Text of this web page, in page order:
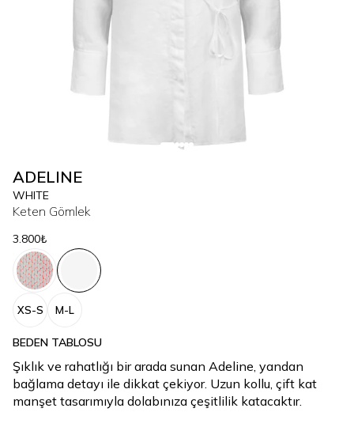
ADELINE
WHITE
Keten Gömlek
3.800₺
XS-S M-L
BEDEN TABLOSU
Şıklık ve rahatlığı bir arada sunan Adeline, yandan
bağlama detayı ile dikkat çekiyor. Uzun kollu, çift kat
manşet tasarımıyla dolabınıza çeşitlilik katacaktır.